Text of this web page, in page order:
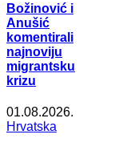
Božinović i
Anušić
komentirali
najnoviju
migrantsku
krizu
01.08.2026.
Hrvatska